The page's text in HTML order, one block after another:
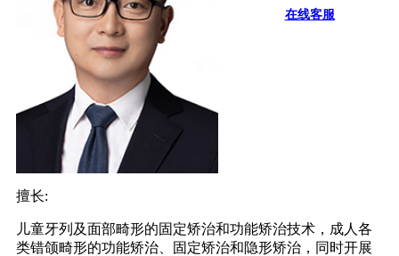
在线客服
擅长:
儿童牙列及面部畸形的固定矫治和功能矫治技术，成人各
类错颌畸形的功能矫治、固定矫治和隐形矫治，同时开展